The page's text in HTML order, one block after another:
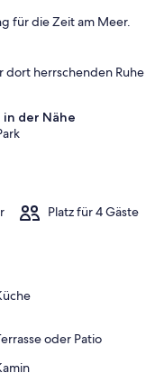
für die Zeit am Meer.
herrschenden Ruhe
der Nähe
Platz für 4 Gäste
oder Patio